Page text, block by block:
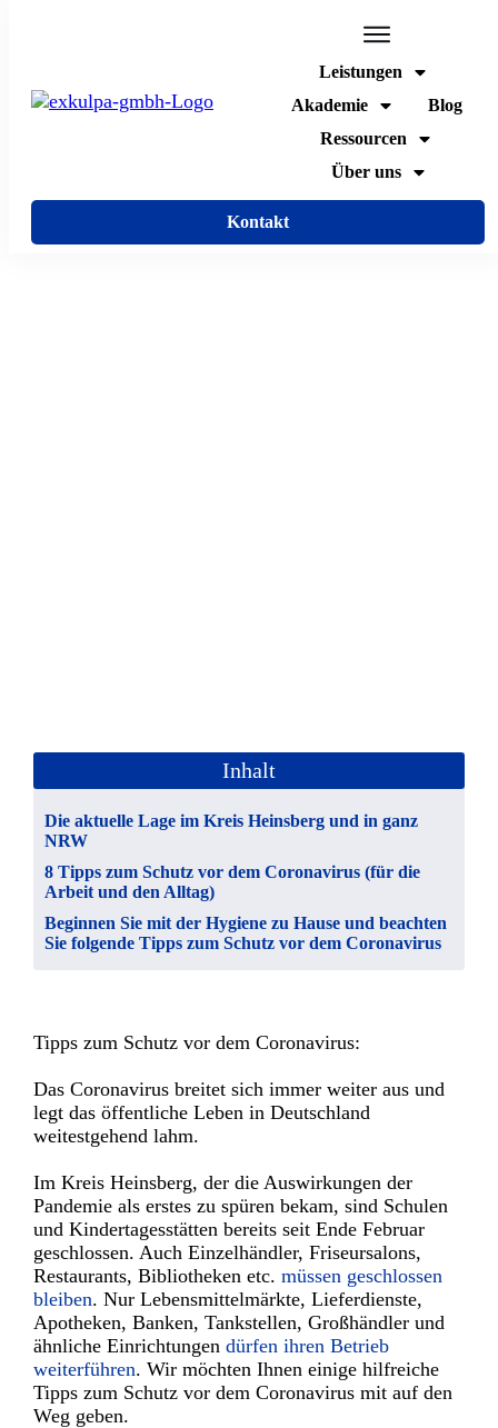
Leistungen
Akademie
Blog
Ressourcen
Über uns
Kontakt
Inhalt
Die aktuelle Lage im Kreis Heinsberg und in ganz
NRW
8 Tipps zum Schutz vor dem Coronavirus (für die
Arbeit und den Alltag)
Beginnen Sie mit der Hygiene zu Hause und beachten
Sie folgende Tipps zum Schutz vor dem Coronavirus
Tipps zum Schutz vor dem Coronavirus:
Das Coronavirus breitet sich immer weiter aus und
legt das öffentliche Leben in Deutschland
weitestgehend lahm.
Im Kreis Heinsberg, der die Auswirkungen der
Pandemie als erstes zu spüren bekam, sind Schulen
und Kindertagesstätten bereits seit Ende Februar
geschlossen. Auch Einzelhändler, Friseursalons,
Restaurants, Bibliotheken etc. müssen geschlossen
bleiben. Nur Lebensmittelmärkte, Lieferdienste,
Apotheken, Banken, Tankstellen, Großhändler und
ähnliche Einrichtungen dürfen ihren Betrieb
weiterführen. Wir möchten Ihnen einige hilfreiche
Tipps zum Schutz vor dem Coronavirus mit auf den
Weg geben.